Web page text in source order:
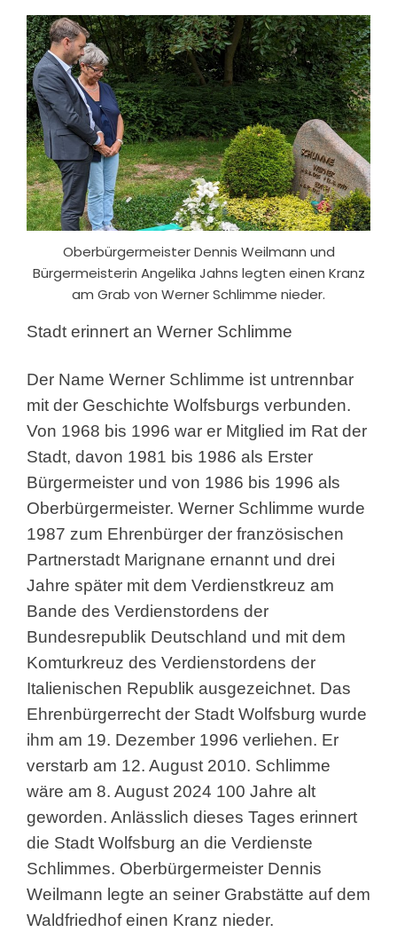
Oberbürgermeister Dennis Weilmann und
Bürgermeisterin Angelika Jahns legten einen Kranz
am Grab von Werner Schlimme nieder.
Stadt erinnert an Werner Schlimme
Der Name Werner Schlimme ist untrennbar
mit der Geschichte Wolfsburgs verbunden.
Von 1968 bis 1996 war er Mitglied im Rat der
Stadt, davon 1981 bis 1986 als Erster
Bürgermeister und von 1986 bis 1996 als
Oberbürgermeister. Werner Schlimme wurde
1987 zum Ehrenbürger der französischen
Partnerstadt Marignane ernannt und drei
Jahre später mit dem Verdienstkreuz am
Bande des Verdienstordens der
Bundesrepublik Deutschland und mit dem
Komturkreuz des Verdienstordens der
Italienischen Republik ausgezeichnet. Das
Ehrenbürgerrecht der Stadt Wolfsburg wurde
ihm am 19. Dezember 1996 verliehen. Er
verstarb am 12. August 2010. Schlimme
wäre am 8. August 2024 100 Jahre alt
geworden. Anlässlich dieses Tages erinnert
die Stadt Wolfsburg an die Verdienste
Schlimmes. Oberbürgermeister Dennis
Weilmann legte an seiner Grabstätte auf dem
Waldfriedhof einen Kranz nieder.